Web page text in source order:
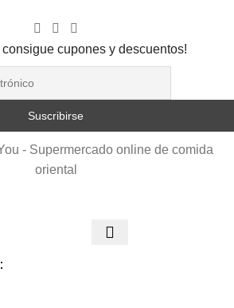
consigue cupones y descuentos!
- Supermercado online de comida
oriental